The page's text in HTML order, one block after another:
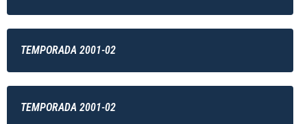
TEMPORADA 2001-02
TEMPORADA 2001-02